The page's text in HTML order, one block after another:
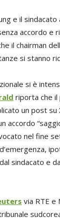
e il sindacato
accordo e
il chairman
si stanno
si è
riporta che
un post su
accordo
nel fine
sindacato e
via RTE e